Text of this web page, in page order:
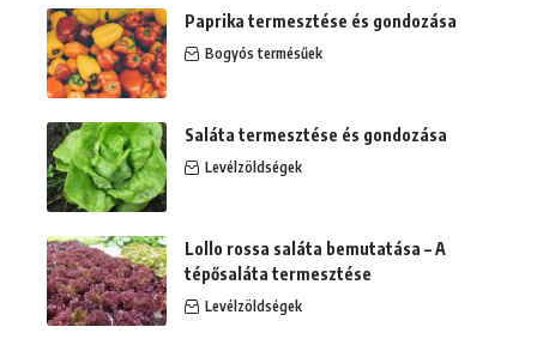
Paprika termesztése és gondozása
Bogyós termésűek
Saláta termesztése és gondozása
Levélzöldségek
Lollo rossa saláta bemutatása – A
tépősaláta termesztése
Levélzöldségek